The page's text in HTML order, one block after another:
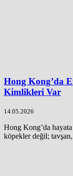
Hong Kong’da
Kimlikleri Var
14.05.2026
Hong Kong’da
köpekler değil;